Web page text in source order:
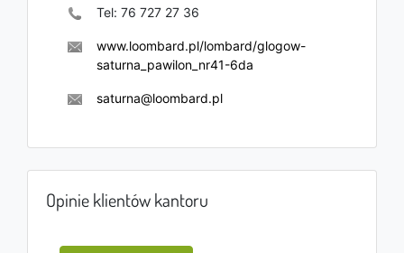
Tel: 76 727 27 36
www.loombard.pl/lombard/glogow-
saturna_pawilon_nr41-6da
saturna@loombard.pl
Opinie klientów kantoru